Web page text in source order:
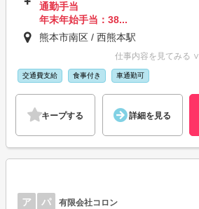
通勤手当
年末年始手当：38...
熊本市南区 / 西熊本駅
仕事内容を見てみる ∨
交通費支給 食事付き 車通勤可
キープする 詳細を見る
ア パ 有限会社コロン